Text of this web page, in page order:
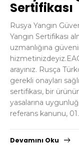
Sertifikası
Rusya Yangın
Yangın Sertifikası
uzmanlığına
arayınız. Rusça
gerekli onayları
sertifikası, bir
yasalarına
referans kanunu,
Devamını Oku